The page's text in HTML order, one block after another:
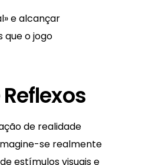
e alcançar
que o jogo
de realidade
se realmente
estímulos visuais e